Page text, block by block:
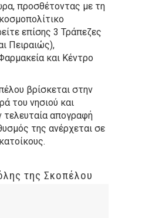
προσθέτοντας με τη
επίσης 3 Τράπεζες
Πειραιώς),
και Κέντρο
βρίσκεται στην
του νησιού και
απογραφή
της ανέρχεται σε
της Σκοπέλου